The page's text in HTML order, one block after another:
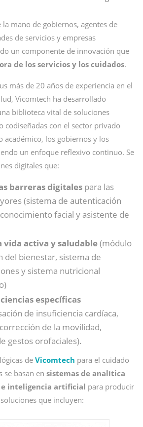
mano de gobiernos, agentes de
de servicios y empresas
un componente de innovación que
de los servicios y los cuidados.
más de 20 años de experiencia en el
Vicomtech ha desarrollado
biblioteca vital de soluciones
codiseñadas con el sector privado
académico, los gobiernos y los
un enfoque reflexivo continuo. Se
digitales que:
barreras digitales para las
(sistema de autenticación
facial y asistente de
activa y saludable(módulo
del bienestar, sistema de
y sistema nutricional
específicas
de insuficiencia cardíaca,
de la movilidad,
gestos orofaciales).
de Vicomtech para el cuidado
se basan en sistemas de analítica
e inteligencia artificial para producir
que incluyen: